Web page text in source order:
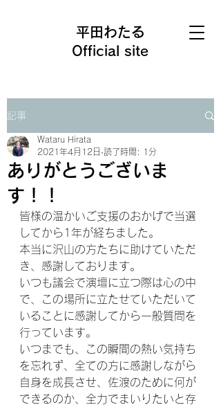
平田わたる
Official site
記事
ありがとうございま
す！！
Wataru Hirata
2021年4月12日 読了時間: 1分
皆様の温かいご支援のおかげで当選
してから1年が経ちました。
本当に沢山の方たちに助けていただ
き、感謝しております。
いつも議会で演壇に立つ際は心の中
で、この場所に立たせていただいて
いることに感謝してから一般質問を
行っています。
いつまでも、この瞬間の熱い気持ち
を忘れず、全ての方に感謝しながら
自身を成長させ、佐渡のために何が
できるのか、全力でまいりたいと存